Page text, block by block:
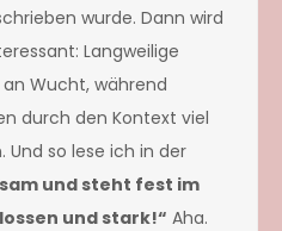
wurde. Dann wird
Langweilige
Wucht, während
durch den Kontext viel
Und so lese ich in der
und steht fest im
und stark!“ Aha.